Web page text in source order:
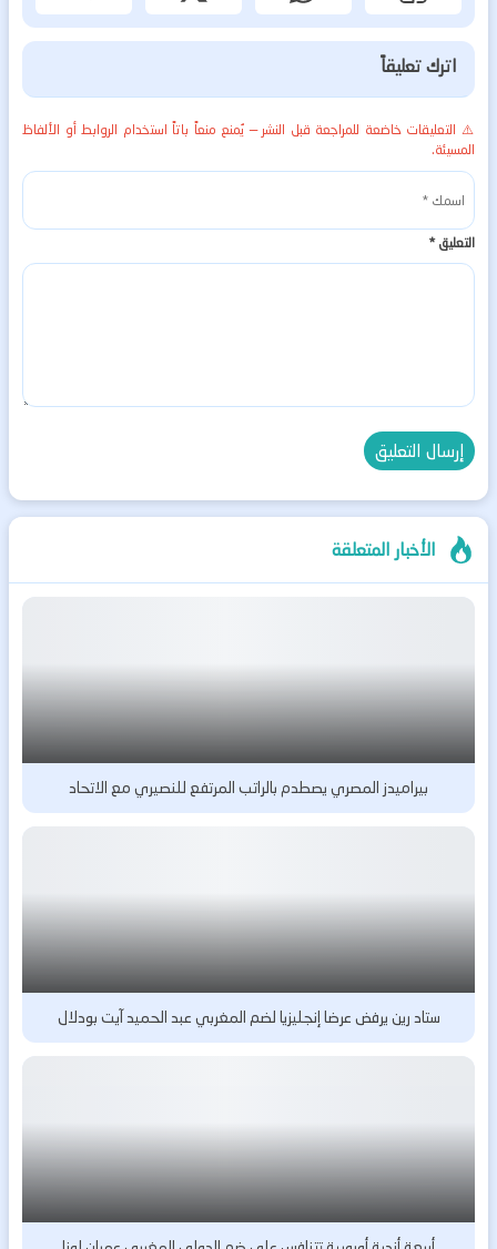
اترك تعليقاً
⚠️ التعليقات خاضعة للمراجعة قبل النشر — يُمنع منعاً باتاً استخدام الروابط أو الألفاظ
المسيئة.
التعليق*
الأخبار المتعلقة
بيراميدز المصري يصطدم بالراتب المرتفع للنصيري مع الاتحاد
ستاد رين يرفض عرضا إنجليزيا لضم المغربي عبد الحميد آيت بودلال